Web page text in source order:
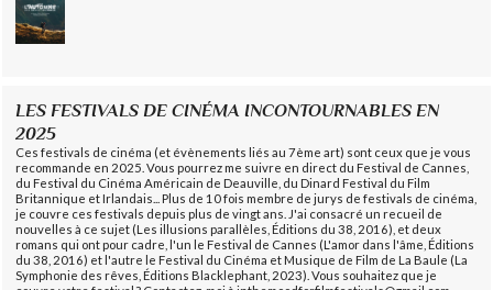
LES FESTIVALS DE CINÉMA INCONTOURNABLES EN
2025
Ces festivals de cinéma (et évènements liés au 7ème art) sont ceux que je vous
recommande en 2025. Vous pourrez me suivre en direct du Festival de Cannes,
du Festival du Cinéma Américain de Deauville, du Dinard Festival du Film
Britannique et Irlandais... Plus de 10 fois membre de jurys de festivals de cinéma,
je couvre ces festivals depuis plus de vingt ans. J'ai consacré un recueil de
nouvelles à ce sujet (Les illusions parallèles, Éditions du 38, 2016), et deux
romans qui ont pour cadre, l'un le Festival de Cannes (L'amor dans l'âme, Éditions
du 38, 2016) et l'autre le Festival du Cinéma et Musique de Film de La Baule (La
Symphonie des rêves, Éditions Blacklephant, 2023). Vous souhaitez que je